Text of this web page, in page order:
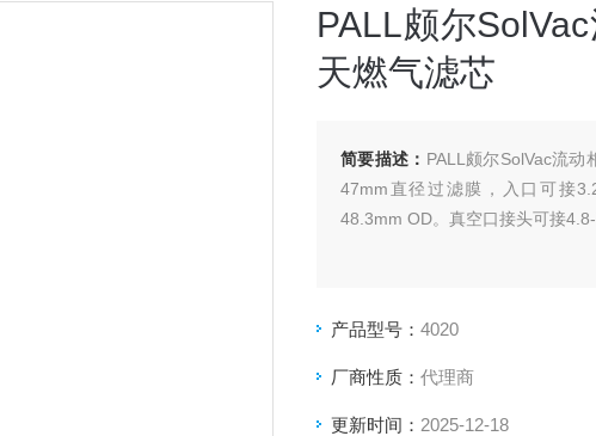
PALL颇尔
天燃气滤芯
简要描述： PALL颇尔SolVac流
47mm直径过滤膜，入口可接
48.3mm OD。真空口接头可接4.8-
产品型号： 4020
厂商性质： 代理商
更新时间： 2025-12-18